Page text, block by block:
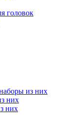
головок
из них
них
них